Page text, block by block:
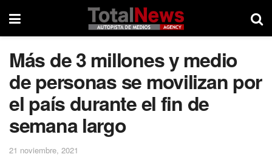
Más de 3 millones y medio
de personas se movilizan por
el país durante el fin de
semana largo
21 noviembre, 2021